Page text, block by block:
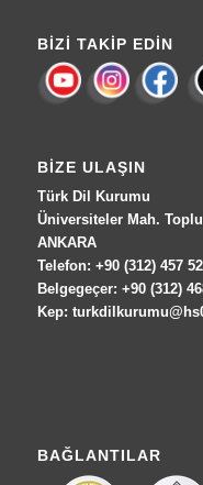
BIZI TAKIP EDIN
BIZE ULAŞIN
Türk Dil Kurumu
Üniversiteler Mah.
ANKARA
Telefon: +90 (312) 457
Belgegeçer: +90 (312)
Kep:
BAĞLANTILAR